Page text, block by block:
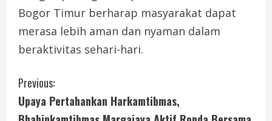
Bogor Timur berharap masyarakat dapat
merasa lebih aman dan nyaman dalam
beraktivitas sehari-hari.
C
o
Previous:
Upaya Pertahankan Harkamtibmas,